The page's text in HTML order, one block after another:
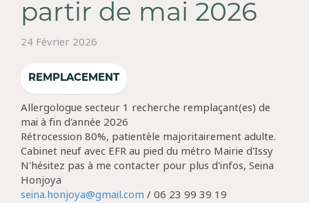
partir de mai 2026
24 Février 2026
REMPLACEMENT
Allergologue secteur 1 recherche remplaçant(es) de
mai à fin d'année 2026
Rétrocession 80%, patientèle majoritairement adulte.
Cabinet neuf avec EFR au pied du métro Mairie d'Issy
N'hésitez pas à me contacter pour plus d'infos, Seina
Honjoya
seina.honjoya@gmail.com / 06 23 99 39 19